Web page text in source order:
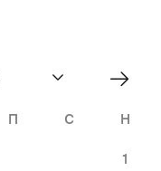
П С Н
1
Лют
»